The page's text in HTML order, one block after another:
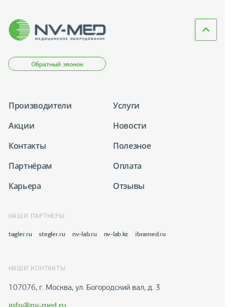
Обратный звонок
Производители
Услуги
Акции
Новости
Контакты
Полезное
Партнёрам
Оплата
Карьера
Отзывы
НАШИ ПАРТНЕРЫ
tagler.ru stegler.ru nv-lab.ru nv-lab.kz ibramed.ru
НАШИ КОНТАКТЫ
107076, г. Москва, ул. Богородский вал, д. 3